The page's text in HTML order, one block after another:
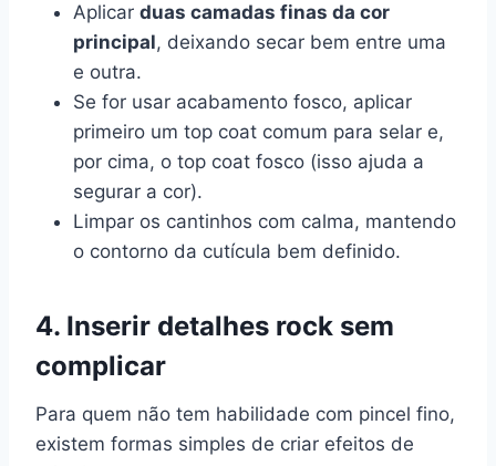
Aplicar duas camadas finas da cor
principal, deixando secar bem entre uma
e outra.
Se for usar acabamento fosco, aplicar
primeiro um top coat comum para selar e,
por cima, o top coat fosco (isso ajuda a
segurar a cor).
Limpar os cantinhos com calma, mantendo
o contorno da cutícula bem definido.
4. Inserir detalhes rock sem
complicar
Para quem não tem habilidade com pincel fino,
existem formas simples de criar efeitos de